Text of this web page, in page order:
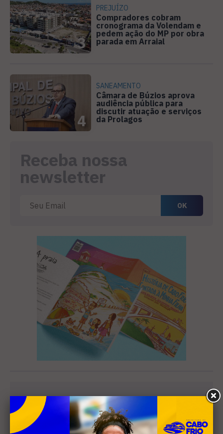
3
PREJUÍZO
Compradores cobram
cronograma da Volendam e
pedem ação do MP por obra
parada em Arraial
4
SANEAMENTO
Câmara de Búzios aprova
audiência pública para
discutir atuação e serviços
da Prolagos
Receba nossa
newsletter